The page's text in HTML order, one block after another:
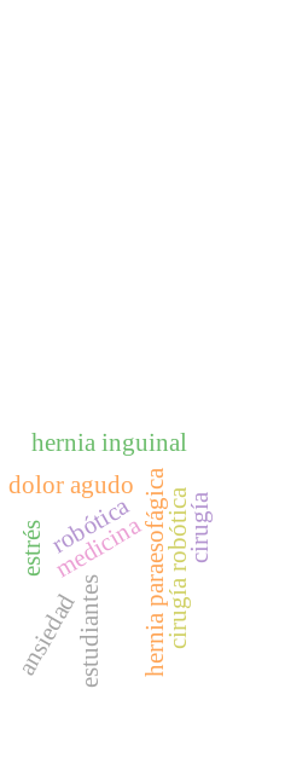
ansiedad
estrés
estudiantes
medicinahernia paraesofágica
hernia inguinal
cirugía robótica
robótica cirugía
dolor agudo